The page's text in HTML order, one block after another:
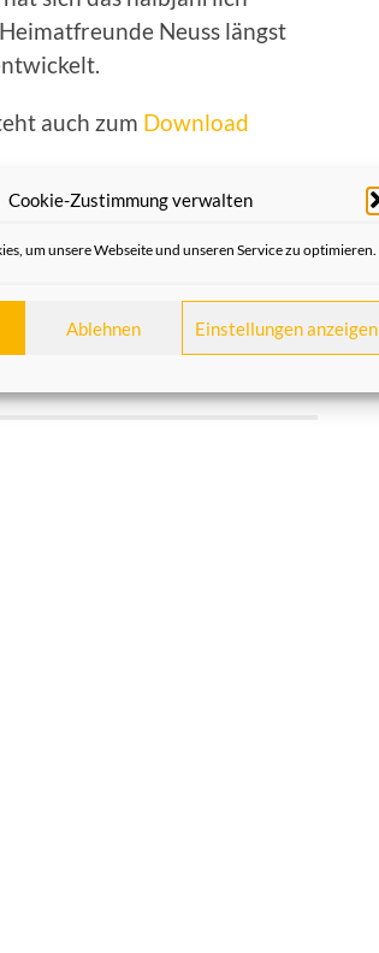
Cookie-Zustimmung verwalten
um unsere Webseite und unseren Service zu optimieren.
Ablehnen Einstellungen anzeigen
Neuss längst
auch zum Download
NÄCHSTER BEITRAG